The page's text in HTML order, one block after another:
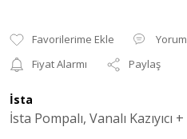
Fiyat Alarmı
Paylaş
İsta
İsta Pompalı, Vanalı